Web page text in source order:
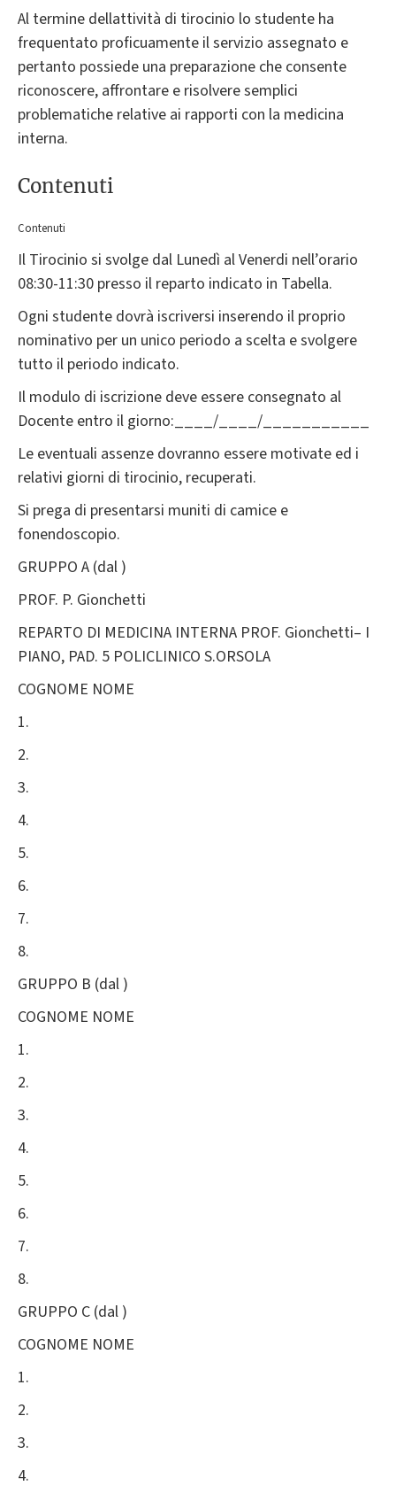
Al termine dellattività di tirocinio lo studente ha
frequentato proficuamente il servizio assegnato e
pertanto possiede una preparazione che consente
riconoscere, affrontare e risolvere semplici
problematiche relative ai rapporti con la medicina
interna.
Contenuti
Contenuti
Il Tirocinio si svolge dal Lunedì al Venerdi nell’orario
08:30-11:30 presso il reparto indicato in Tabella.
Ogni studente dovrà iscriversi inserendo il proprio
nominativo per un unico periodo a scelta e svolgere
tutto il periodo indicato.
Il modulo di iscrizione deve essere consegnato al
Docente entro il giorno:____/____/___________
Le eventuali assenze dovranno essere motivate ed i
relativi giorni di tirocinio, recuperati.
Si prega di presentarsi muniti di camice e
fonendoscopio.
GRUPPO A (dal )
PROF. P. Gionchetti
REPARTO DI MEDICINA INTERNA PROF. Gionchetti– I
PIANO, PAD. 5 POLICLINICO S.ORSOLA
COGNOME NOME
1.
2.
3.
4.
5.
6.
7.
8.
GRUPPO B (dal )
COGNOME NOME
1.
2.
3.
4.
5.
6.
7.
8.
GRUPPO C (dal )
COGNOME NOME
1.
2.
3.
4.